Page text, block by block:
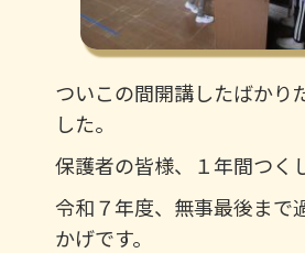
ついこの間開講したばかり
した。
保護者の皆様、１年間つく
令和７年度、無事最後まで
かげです。